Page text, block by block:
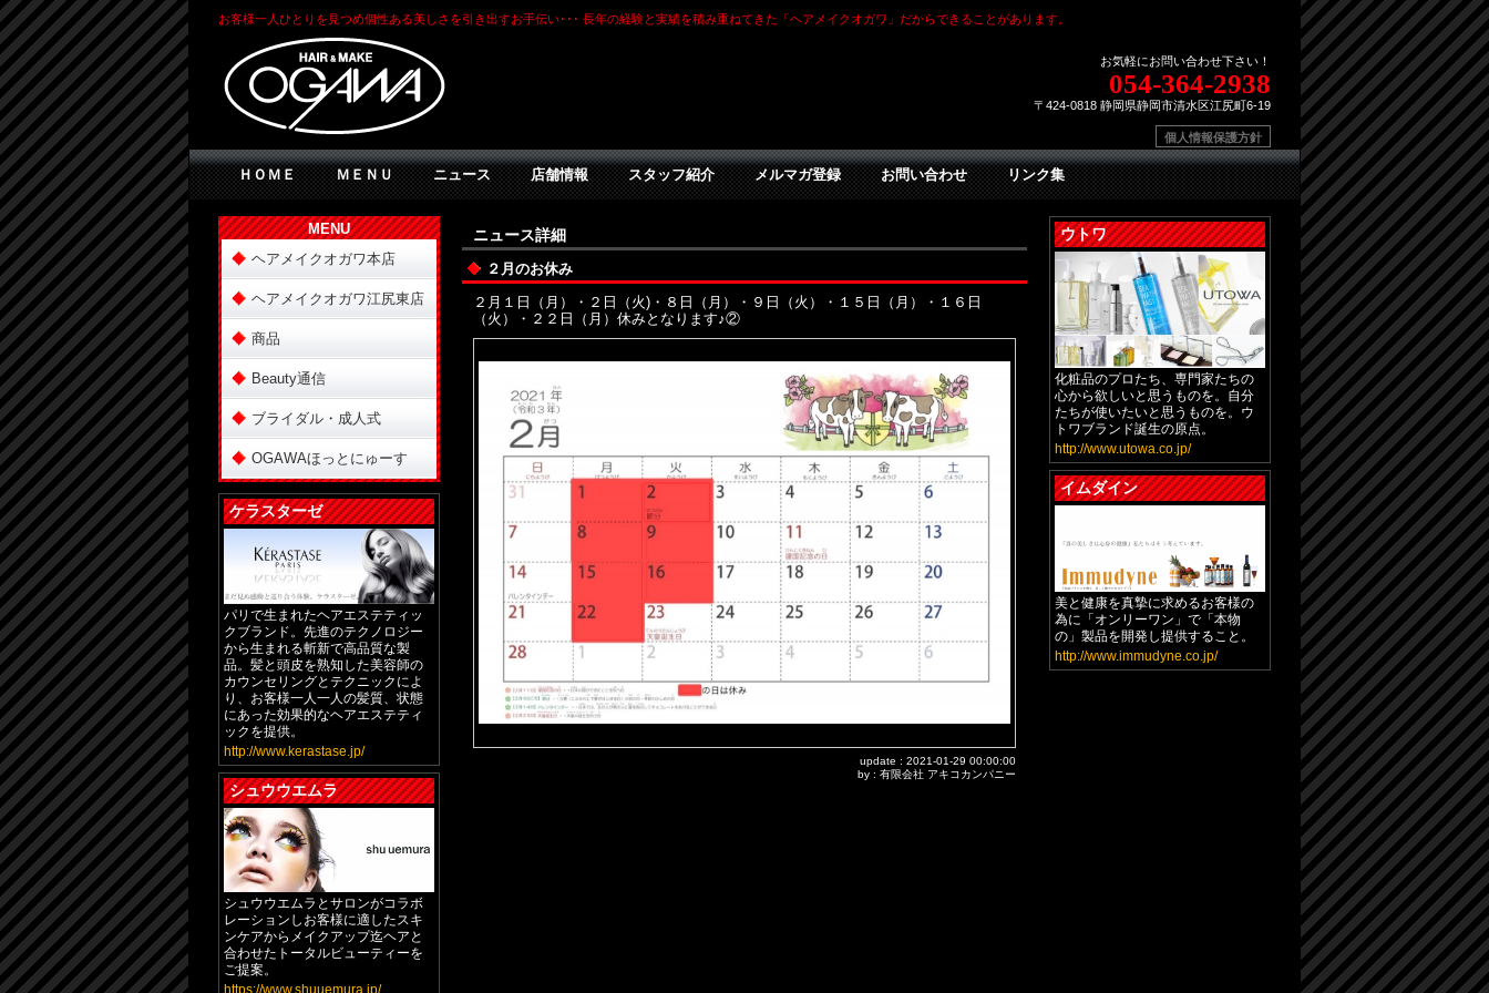
お客様一人ひとりを見つめ個性ある美しさを引き出すお手伝い･･･ 長年の経験と実績を積み重ねてきた「ヘアメイクオガワ」だからできることがあります。
お気軽にお問い合わせ下さい！
054-364-2938
〒424-0818 静岡県静岡市清水区江尻町6-19
個人情報保護方針
ＨＯＭＥ ＭＥＮＵ ニュース 店舗情報 スタッフ紹介 メルマガ登録 お問い合わせ リンク集
MENU
ヘアメイクオガワ本店
ヘアメイクオガワ江尻東店
商品
Beauty通信
ブライダル・成人式
OGAWAほっとにゅーす
ケラスターゼ
パリで生まれたヘアエステティッ
クブランド。先進のテクノロジー
から生まれる斬新で高品質な製
品。髪と頭皮を熟知した美容師の
カウンセリングとテクニックによ
り、お客様一人一人の髪質、状態
にあった効果的なヘアエステティ
ックを提供。
http://www.kerastase.jp/
シュウウエムラ
シュウウエムラとサロンがコラボ
レーションしお客様に適したスキ
ンケアからメイクアップ迄ヘアと
合わせたトータルビューティーを
ご提案。
https://www.shuuemura.jp/
ニュース詳細
２月のお休み
２月１日（月）・２日（火)・８日（月）・９日（火）・１５日（月）・１６日
（火）・２２日（月）休みとなります♪②
update : 2021-01-29 00:00:00
by : 有限会社 アキコカンパニー
ウトワ
化粧品のプロたち、専門家たちの
心から欲しいと思うものを。自分
たちが使いたいと思うものを。ウ
トワブランド誕生の原点。
http://www.utowa.co.jp/
イムダイン
美と健康を真摯に求めるお客様の
為に「オンリーワン」で「本物
の」製品を開発し提供すること。
http://www.immudyne.co.jp/